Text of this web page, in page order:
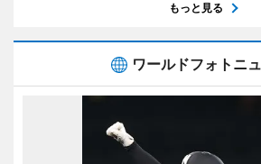
もっと見る
ワールドフォトニ